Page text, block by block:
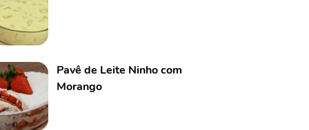
Pavê de Leite Ninho com
Morango